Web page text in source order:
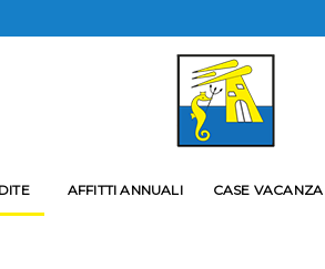
AFFITTI ANNUALI CASE VACANZA
Agenzia Immobiliare